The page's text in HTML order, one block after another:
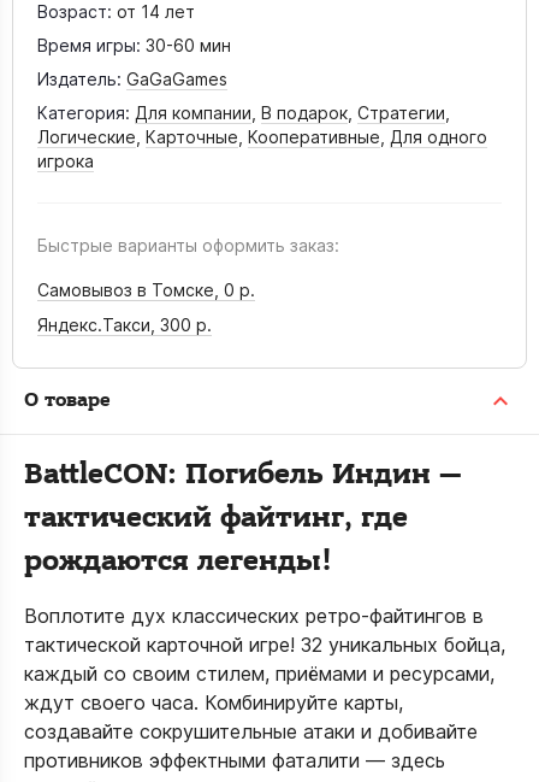
Возраст: от 14 лет
Время игры: 30-60 мин
Издатель: GaGaGames
Категория: Для компании В подарок Стратегии
Логические Карточные Кооперативные Для одного
игрока
Быстрые варианты оформить заказ:
Самовывоз в Томске, 0 р.
Яндекс.Такси, 300 р.
О товаре
BattleCON: Погибель Индин —
тактический файтинг, где
рождаются легенды!
Воплотите дух классических ретро-файтингов в
тактической карточной игре! 32 уникальных бойца,
каждый со своим стилем, приёмами и ресурсами,
ждут своего часа. Комбинируйте карты,
создавайте сокрушительные атаки и добивайте
противников эффектными фаталити — здесь